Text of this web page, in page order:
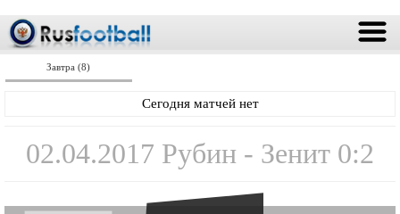
Завтра (8)
Сегодня матчей нет
02.04.2017 Рубин - Зенит 0:2